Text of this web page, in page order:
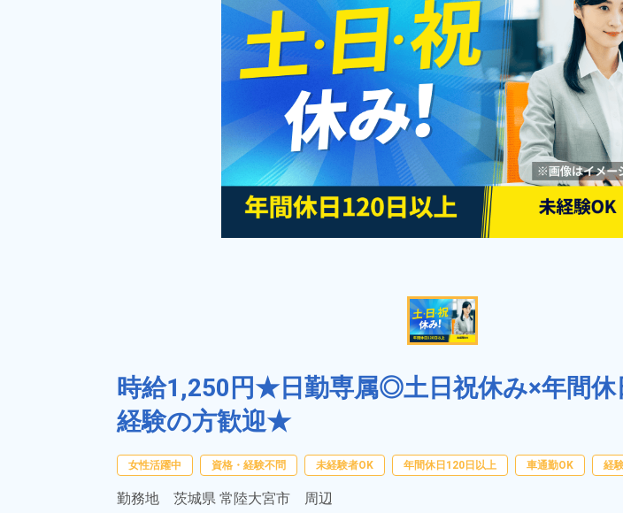
時給1,250円★日勤専属◎土日祝休み×年間
経験の方歓迎★
女性活躍中 資格・経験不問 未経験者OK 年間休日120日以上 車通勤OK 経
勤務地 茨城県 常陸大宮市 周辺
職種
未経験者OK
経験者優遇
資格・経験不問
年間休日120日
キープ